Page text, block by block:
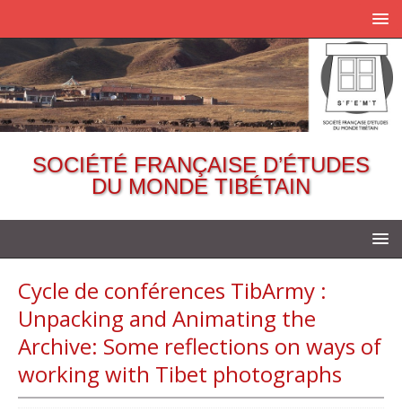
SOCIÉTÉ FRANÇAISE D’ÉTUDES
DU MONDE TIBÉTAIN
Cycle de conférences TibArmy :
Unpacking and Animating the
Archive: Some reflections on ways of
working with Tibet photographs